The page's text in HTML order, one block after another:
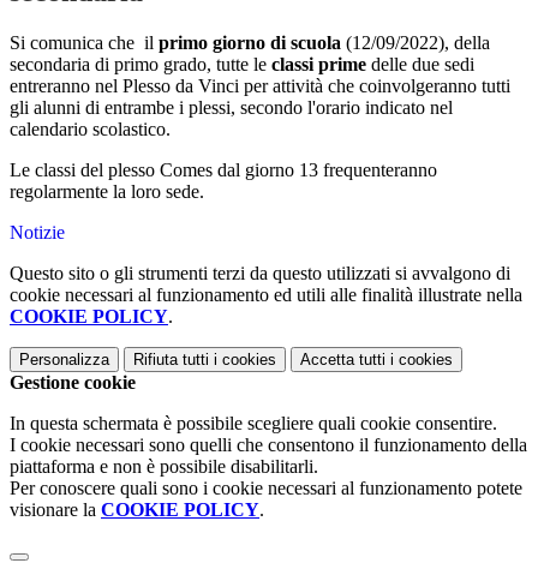
Si comunica che il primo giorno di scuola (12/09/2022), della
secondaria di primo grado, tutte le classi prime delle due sedi
entreranno nel Plesso da Vinci per attività che coinvolgeranno tutti
gli alunni di entrambe i plessi, secondo l'orario indicato nel
calendario scolastico.
Le classi del plesso Comes dal giorno 13 frequenteranno
regolarmente la loro sede.
Notizie
Questo sito o gli strumenti terzi da questo utilizzati si avvalgono di
cookie necessari al funzionamento ed utili alle finalità illustrate nella
COOKIE POLICY.
Personalizza Rifiuta tutti i cookies Accetta tutti i cookies
Gestione cookie
In questa schermata è possibile scegliere quali cookie consentire.
I cookie necessari sono quelli che consentono il funzionamento della
piattaforma e non è possibile disabilitarli.
Per conoscere quali sono i cookie necessari al funzionamento potete
visionare la COOKIE POLICY.